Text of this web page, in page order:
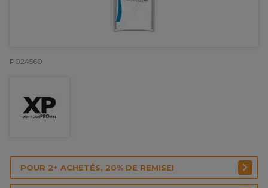
P024560
POUR 2+ ACHETÉS, 20% DE REMISE!